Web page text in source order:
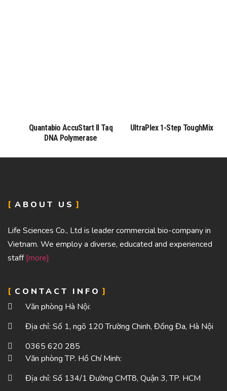
Quantabio AccuStart II Taq
DNA Polymerase
UltraPlex 1-Step ToughMix
ABOUT US
Life Sciences Co., Ltd is leader commercial bio-company in
Vietnam. We employ a diverse, educated and experienced
staff[more]
CONTACT INFO
Văn phòng Hà Nội:
Địa chỉ: Số 1, ngõ 120 Trường Chinh, Đống Đa, Hà Nội
0365 620 285
Văn phòng TP. Hồ Chí Minh:
Địa chỉ: Số 134/1 Đường CMT8, Quận 3, TP. HCM